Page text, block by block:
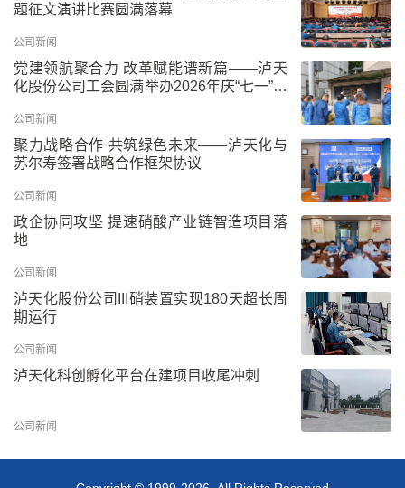
题征文演讲比赛圆满落幕
公司新闻
党建领航聚合力 改革赋能谱新篇——泸天
化股份公司工会圆满举办2026年庆“七一”板
公司新闻
聚力战略合作 共筑绿色未来——泸天化与
苏尔寿签署战略合作框架协议
公司新闻
政企协同攻坚 提速硝酸产业链智造项目落
地
公司新闻
泸天化股份公司III硝装置实现180天超长周
期运行
公司新闻
泸天化科创孵化平台在建项目收尾冲刺
公司新闻